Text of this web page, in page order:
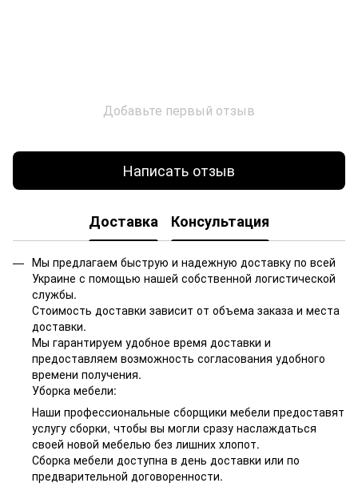
Добавьте первый отзыв
Написать отзыв
Доставка Консультация
Мы предлагаем быструю и надежную доставку по всей
Украине с помощью нашей собственной логистической
службы.
Стоимость доставки зависит от объема заказа и места
доставки.
Мы гарантируем удобное время доставки и
предоставляем возможность согласования удобного
времени получения.
Уборка мебели:
Наши профессиональные сборщики мебели предоставят
услугу сборки, чтобы вы могли сразу наслаждаться
своей новой мебелью без лишних хлопот.
Сборка мебели доступна в день доставки или по
предварительной договоренности.